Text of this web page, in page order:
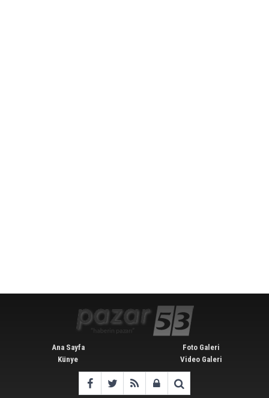
Ana Sayfa
Künye
Foto Galeri
Video Galeri